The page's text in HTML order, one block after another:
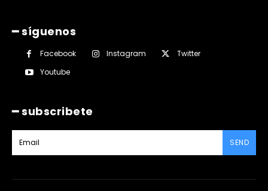
━ síguenos
Facebook Instagram
Twitter
Youtube
━ subscribete
SEND